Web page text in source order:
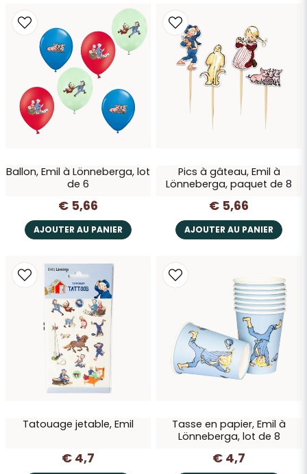
Oui, vous pouvez publier ma question
Envoyer la question
Ballon, Emil à Lönneberga, lot
de 6
€ 5,66
AJOUTER AU PANIER
Pics à gâteau, Emil à
Lönneberga, paquet de 8
€ 5,66
AJOUTER AU PANIER
Tatouage jetable, Emil
€ 4,7
Tasse en papier, Emil à
Lönneberga, lot de 8
€ 4,7